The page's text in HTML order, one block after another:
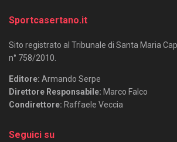
Sportcasertano.it
Sito registrato al Tribunale di Santa Maria
n° 758/2010.
Editore: Armando Serpe
Direttore Responsabile: Marco Falco
Condirettore: Raffaele Veccia
Seguici su